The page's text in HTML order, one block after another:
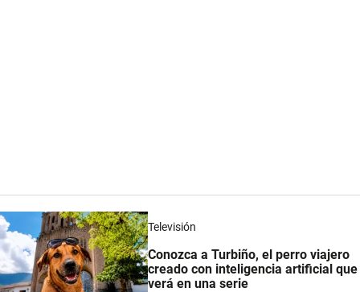
Televisión
Conozca a Turbiño, el perro viajero
creado con inteligencia artificial que
verá en una serie